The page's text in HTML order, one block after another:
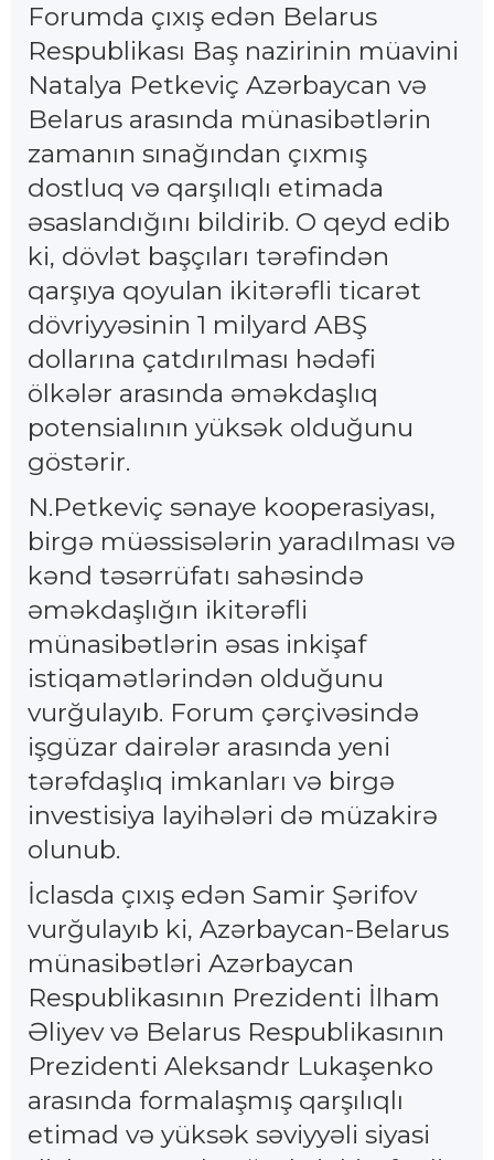
Forumda çıxış edən Belarus
Respublikası Baş nazirinin müavini
Natalya Petkeviç Azərbaycan və
Belarus arasında münasibətlərin
zamanın sınağından çıxmış
dostluq və qarşılıqlı etimada
əsaslandığını bildirib. O qeyd edib
ki, dövlət başçıları tərəfindən
qarşıya qoyulan ikitərəfli ticarət
dövriyyəsinin 1 milyard ABŞ
dollarına çatdırılması hədəfi
ölkələr arasında əməkdaşlıq
potensialının yüksək olduğunu
göstərir.
N.Petkeviç sənaye kooperasiyası,
birgə müəssisələrin yaradılması və
kənd təsərrüfatı sahəsində
əməkdaşlığın ikitərəfli
münasibətlərin əsas inkişaf
istiqamətlərindən olduğunu
vurğulayıb. Forum çərçivəsində
işgüzar dairələr arasında yeni
tərəfdaşlıq imkanları və birgə
investisiya layihələri də müzakirə
olunub.
İclasda çıxış edən Samir Şərifov
vurğulayıb ki, Azərbaycan-Belarus
münasibətləri Azərbaycan
Respublikasının Prezidenti İlham
Əliyev və Belarus Respublikasının
Prezidenti Aleksandr Lukaşenko
arasında formalaşmış qarşılıqlı
etimad və yüksək səviyyəli siyasi